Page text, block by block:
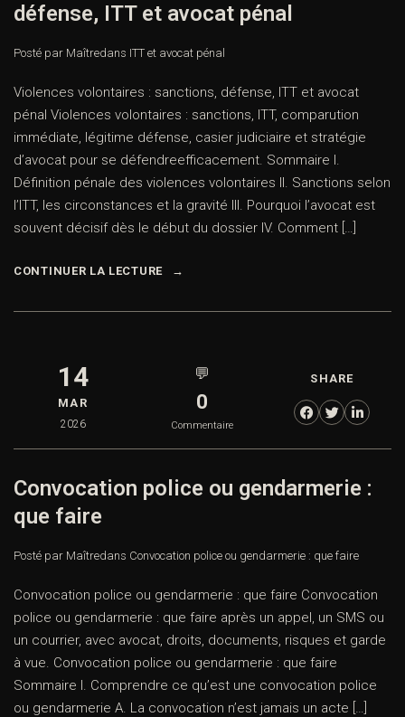
défense, ITT et avocat pénal
Posté par Maîtredans ITT et avocat pénal
Violences volontaires : sanctions, défense, ITT et avocat
pénal Violences volontaires : sanctions, ITT, comparution
immédiate, légitime défense, casier judiciaire et stratégie
d’avocat pour se défendreefficacement. Sommaire I.
Définition pénale des violences volontaires II. Sanctions selon
l’ITT, les circonstances et la gravité III. Pourquoi l’avocat est
souvent décisif dès le début du dossier IV. Comment […]
CONTINUER LA LECTURE
14
MAR
2026
💬
0
Commentaire
SHARE
Convocation police ou gendarmerie :
que faire
Posté par Maîtredans Convocation police ou gendarmerie : que faire
Convocation police ou gendarmerie : que faire Convocation
police ou gendarmerie : que faire après un appel, un SMS ou
un courrier, avec avocat, droits, documents, risques et garde
à vue. Convocation police ou gendarmerie : que faire
Sommaire I. Comprendre ce qu’est une convocation police
ou gendarmerie A. La convocation n’est jamais un acte […]